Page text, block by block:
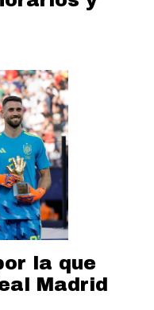
la que
Madrid